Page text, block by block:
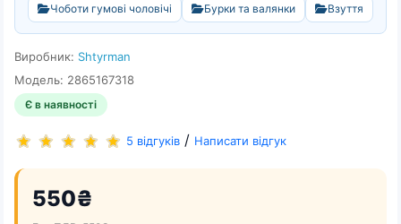
Чоботи гумові чоловічі Бурки та валянки Взуття
Виробник: Shtyrman
Модель: 2865167318
Є в наявності
5 відгуків / Написати відгук
550₴